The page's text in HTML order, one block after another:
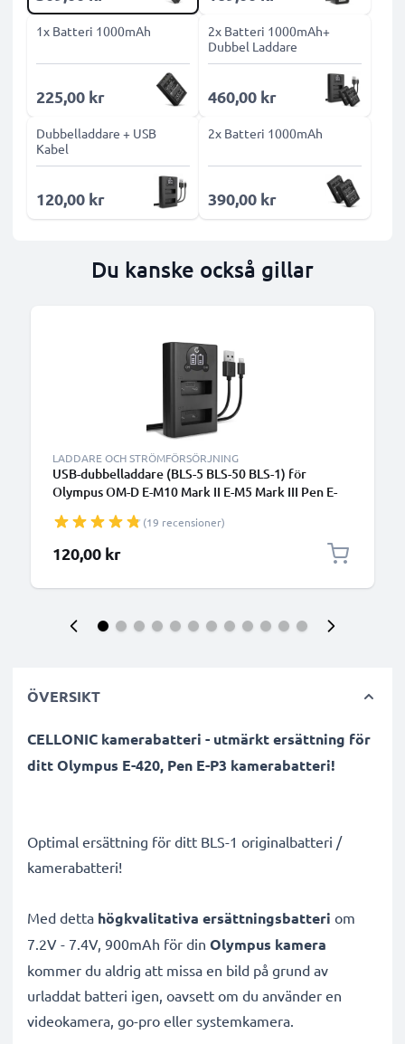
1x Batteri 1000mAh
225,00 kr
2x Batteri 1000mAh+
Dubbel Laddare
460,00 kr
Dubbelladdare + USB
Kabel
120,00 kr
2x Batteri 1000mAh
390,00 kr
Du kanske också gillar
LADDARE OCH STRÖMFÖRSÖRJNING
USB-dubbelladdare (BLS-5 BLS-50 BLS-1) för
Olympus OM-D E-M10 Mark II E-M5 Mark III Pen E-
från CELLONIC (19 recensioner)
120,00 kr
ÖVERSIKT
CELLONIC kamerabatteri - utmärkt ersättning för
ditt Olympus E-420, Pen E-P3 kamerabatteri!
Optimal ersättning för ditt BLS-1 originalbatteri /
kamerabatteri!
Med detta högkvalitativa ersättningsbatteri om
7.2V - 7.4V, 900mAh för din Olympus kamera
kommer du aldrig att missa en bild på grund av
urladdat batteri igen, oavsett om du använder en
videokamera, go-pro eller systemkamera.